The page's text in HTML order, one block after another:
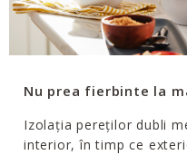
Nu prea fierbinte la
Izolația pereților dubli
interior, în timp ce